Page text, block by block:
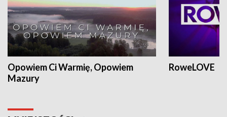
Opowiem Ci Warmię, Opowiem
Mazury
RoweLOVE